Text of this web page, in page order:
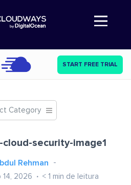
Abre a navegação
START FREE TRIAL
Category
security-image1
Rehman
14, 2026 < 1 min de leitura